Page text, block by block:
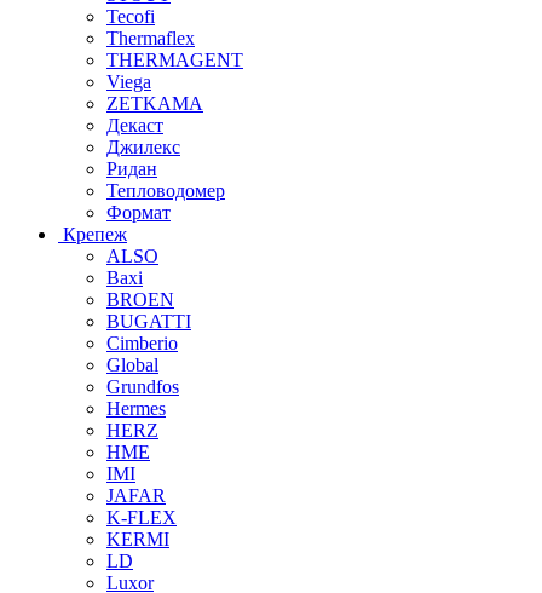
Tecofi
Thermaflex
THERMAGENT
Viega
ZETKAMA
Декаст
Джилекс
Ридан
Тепловодомер
Формат
Крепеж
ALSO
Baxi
BROEN
BUGATTI
Cimberio
Global
Grundfos
Hermes
HERZ
HME
IMI
JAFAR
K-FLEX
KERMI
LD
Luxor